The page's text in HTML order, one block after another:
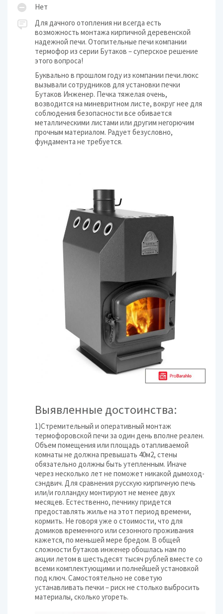
Нет
Для дачного отопления ни всегда есть
возможность монтажа кирпичной деревенской
надежной печи. Отопительные печи компании
термофор из серии Бутаков – суперское решение
этого вопроса!
Буквально в прошлом году из компании печи.люкс
вызывали сотрудников для установки печки
Бутаков Инженер. Печка тяжелая очень,
возводится на миневритном листе, вокруг нее для
соблюдения безопасности все обивается
металлическими листами или другим негорючим
прочным материалом. Радует безусловно,
фундамента не требуется.
Выявленные достоинства:
1)Стремительный и оперативный монтаж
термофоровской печи за один день вполне реален.
Объем помещения или площадь отапливаемой
комнаты не должна превышать 40м2, стены
обязательно должны быть утепленным. Иначе
через несколько лет не поможет никакой дымоход-
сэндвич. Для сравнения русскую кирпичную печь
или/и голландку монтируют не менее двух
месяцев. Естественно, печнику придется
предоставлять жилье на этот период времени,
кормить. Не говоря уже о стоимости, что для
домиков временного или сезонного проживания
кажется, по меньшей мере бредом. В общей
сложности бутаков инженер обошлась нам по
акции летом в шестьдесят тысяч рублей вместе со
всеми комплектующими и полнейшей установкой
под ключ. Самостоятельно не советую
устанавливать печки – риск не столько выбросить
материалы, сколько угореть.